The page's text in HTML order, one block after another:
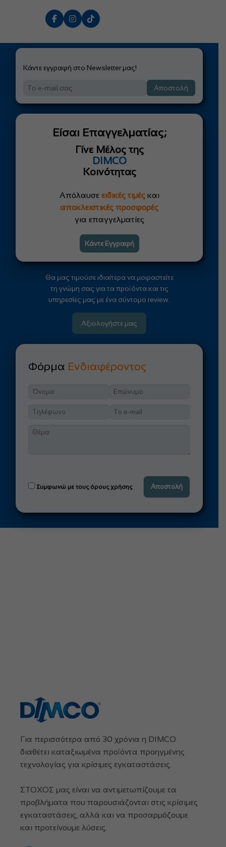
μετασχηματιστή που πάει απευθείας στην πρίζα.
Κάντε εγγραφή στο Newsletter μας!
Αποστολή
Είσαι Επαγγελματίας;
Γίνε Μέλος της
DIMCO
Κοινότητας
Απόλαυσε ειδικές τιμέςκαι
αποκλειστικές προσφορές
για επαγγελματίες
Κάντε Εγγραφή
Θα μας τιμούσε ιδιαίτερα να μοιραστείτε
τη γνώμη σας για τα προϊόντα και τις
υπηρεσίες μας με ένα σύντομο review.
Αξιολογήστε μας
Φόρμα Ενδιαφέροντος
Συμφωνώ με τους όρους χρήσης
Για περισσότερα από 30 χρόνια η DIMCO
διαθέτει καταξιωμένα προϊόντα προηγμένης
τεχνολογίας για κρίσιμες εγκαταστάσεις.
ΣΤΟΧΟΣ μας είναι να αντιμετωπίζουμε τα
προβλήματα που παρουσιάζονται στις κρίσιμες
εγκαταστάσεις, αλλά και να προσαρμόζουμε
και προτείνουμε λύσεις.